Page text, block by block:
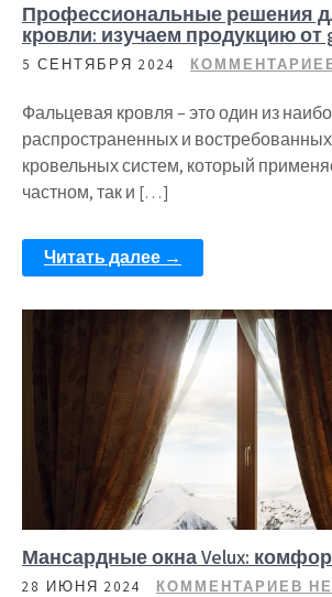
Профессиональные решения
кровли: изучаем продукцию от
5 СЕНТЯБРЯ 2024
Фальцевая кровля – это один из
распространенных и
кровельных систем, который
частном, так и […]
Читать далее →
Мансардные окна Velux:
28 ИЮНЯ 2024 КОММЕНТАРИЕВ